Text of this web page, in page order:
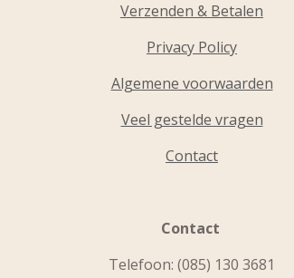
Verzenden & Betalen
Privacy Policy
Algemene voorwaarden
Veel gestelde vragen
Contact
Contact
Telefoon: (085) 130 3681